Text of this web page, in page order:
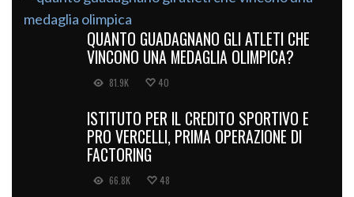
QUANTO GUADAGNANO GLI ATLETI CHE
VINCONO UNA MEDAGLIA OLIMPICA?
81.9K 40
ISTITUTO PER IL CREDITO SPORTIVO E
PRO VERCELLI, PRIMA OPERAZIONE DI
FACTORING
66.8K 48